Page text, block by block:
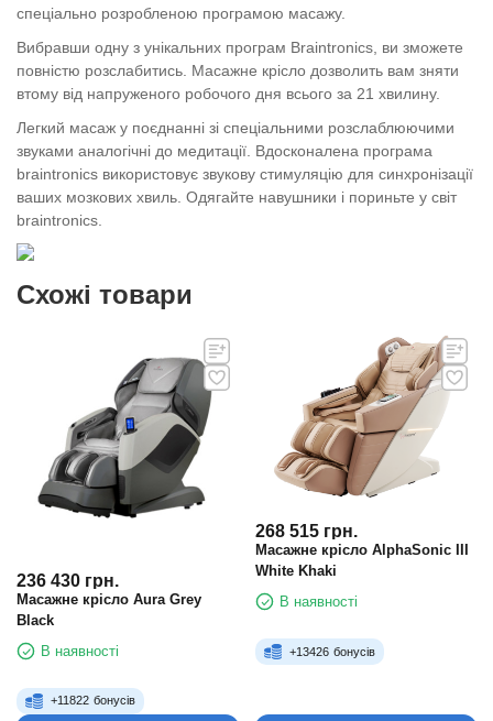
спеціально розробленою програмою масажу.
Вибравши одну з унікальних програм Braintronics, ви зможете
повністю розслабитись. Масажне крісло дозволить вам зняти
втому від напруженого робочого дня всього за 21 хвилину.
Легкий масаж у поєднанні зі спеціальними розслаблюючими
звуками аналогічні до медитації. Вдосконалена програма
braintronics використовує звукову стимуляцію для синхронізації
ваших мозкових хвиль. Одягайте навушники і пориньте у світ
braintronics.
Схожі товари
236 430 грн.
Масажне крісло Aura Grey
Black
В наявності
+11822 бонусів
268 515 грн.
Масажне крісло AlphaSonic III
White Khaki
В наявності
+13426 бонусів